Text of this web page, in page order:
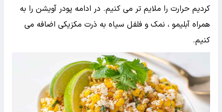
کردیم حرارت را ملایم تر می کنیم. در ادامه پودر آویشن را به
همراه آبلیمو ، نمک و فلفل سیاه به ذرت مکزیکی اضافه می
کنیم.